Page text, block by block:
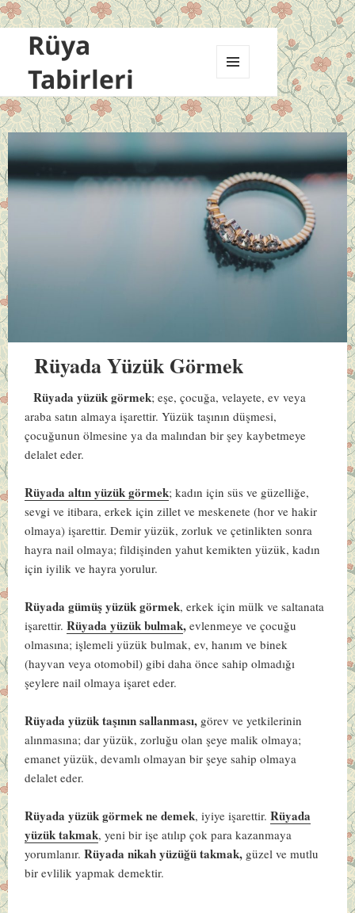
Rüya
Tabirleri
VE
BILEŞENLER
Rüyada Yüzük Görmek
Rüyada yüzük görmek; eşe, çocuğa, velayete, ev veya
araba satın almaya işarettir. Yüzük taşının düşmesi,
çocuğunun ölmesine ya da malından bir şey kaybetmeye
delalet eder.
Rüyada altın yüzük görmek; kadın için süs ve güzelliğe,
sevgi ve itibara, erkek için zillet ve meskenete (hor ve hakir
olmaya) işarettir. Demir yüzük, zorluk ve çetinlikten sonra
hayra nail olmaya; fildişinden yahut kemikten yüzük, kadın
için iyilik ve hayra yorulur.
Rüyada gümüş yüzük görmek, erkek için mülk ve saltanata
işarettir.Rüyada yüzük bulmak, evlenmeye ve çocuğu
olmasına; işlemeli yüzük bulmak, ev, hanım ve binek
(hayvan veya otomobil) gibi daha önce sahip olmadığı
şeylere nail olmaya işaret eder.
Rüyada yüzük taşının sallanması, görev ve yetkilerinin
alınmasına; dar yüzük, zorluğu olan şeye malik olmaya;
emanet yüzük, devamlı olmayan bir şeye sahip olmaya
delalet eder.
Rüyada yüzük görmek ne demek, iyiye işarettir.Rüyada
yüzük takmak, yeni bir işe atılıp çok para kazanmaya
yorumlanır.Rüyada nikah yüzüğü takmak, güzel ve mutlu
bir evlilik yapmak demektir.